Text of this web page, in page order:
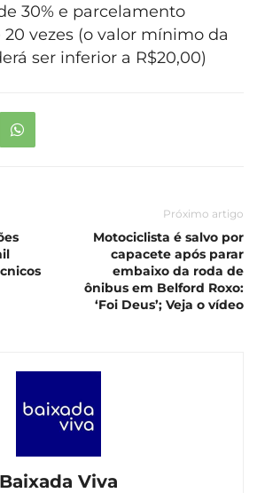
30% e parcelamento
vezes (o valor mínimo da
ser inferior a R$20,00)
Próximo artigo
Motociclista é salvo por
capacete após parar
embaixo da roda de
ônibus em Belford Roxo:
‘Foi Deus’; Veja o vídeo
Baixada Viva